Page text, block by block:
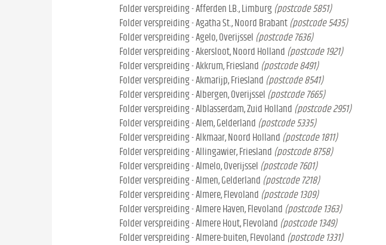
Folder verspreiding - Afferden LB., Limburg (postcode 5851)
Folder verspreiding - Agatha St., Noord Brabant (postcode 5435)
Folder verspreiding - Agelo, Overijssel (postcode 7636)
Folder verspreiding - Akersloot, Noord Holland (postcode 1921)
Folder verspreiding - Akkrum, Friesland (postcode 8491)
Folder verspreiding - Akmarijp, Friesland (postcode 8541)
Folder verspreiding - Albergen, Overijssel (postcode 7665)
Folder verspreiding - Alblasserdam, Zuid Holland (postcode 2951)
Folder verspreiding - Alem, Gelderland (postcode 5335)
Folder verspreiding - Alkmaar, Noord Holland (postcode 1811)
Folder verspreiding - Allingawier, Friesland (postcode 8758)
Folder verspreiding - Almelo, Overijssel (postcode 7601)
Folder verspreiding - Almen, Gelderland (postcode 7218)
Folder verspreiding - Almere, Flevoland (postcode 1309)
Folder verspreiding - Almere Haven, Flevoland (postcode 1363)
Folder verspreiding - Almere Hout, Flevoland (postcode 1349)
Folder verspreiding - Almere-buiten, Flevoland (postcode 1331)